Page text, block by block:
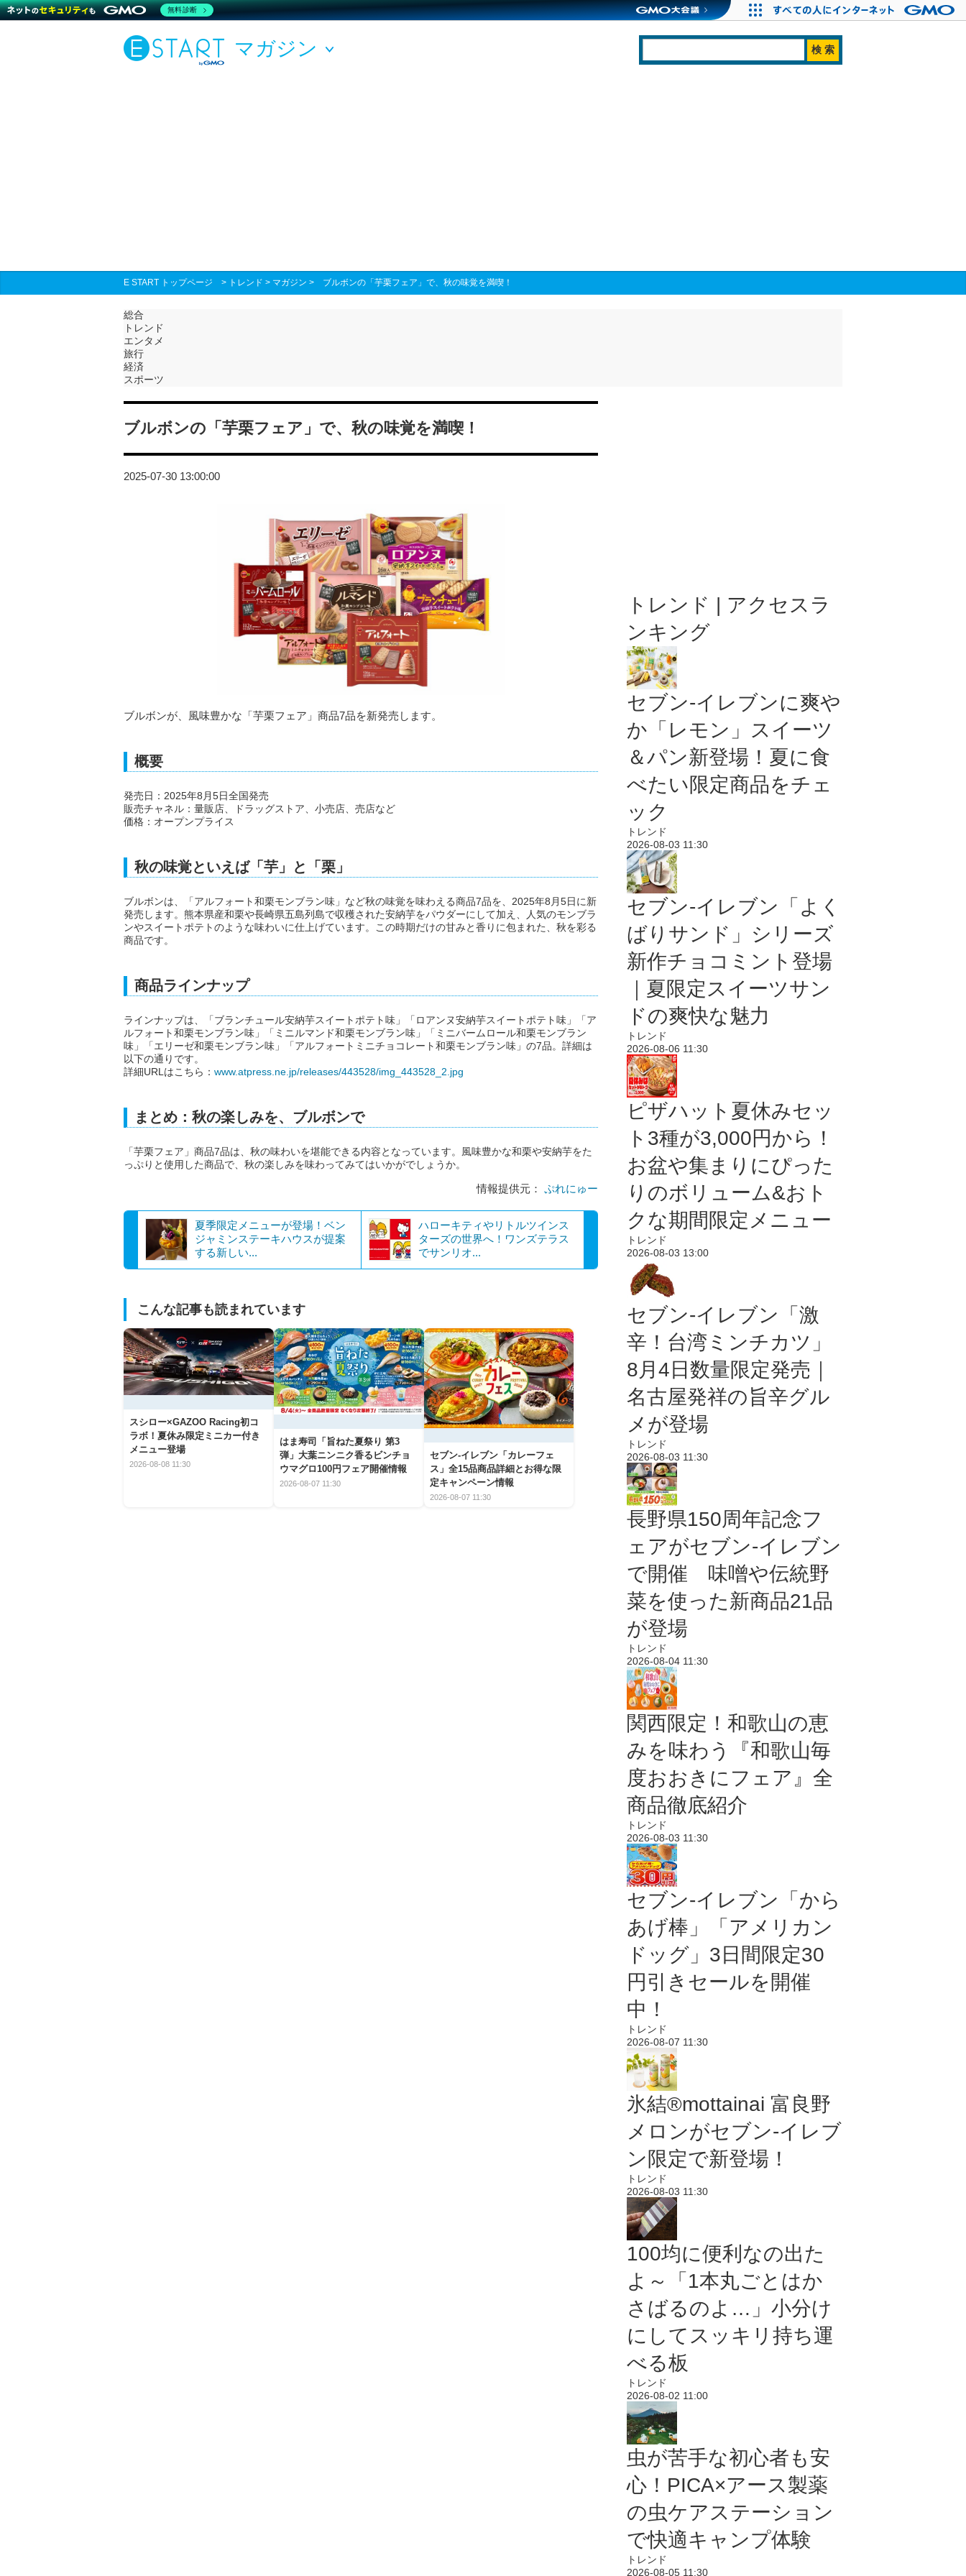
マガジン
E START トップページ > トレンド > マガジン > ブルボンの「芋栗フェア」で、秋の味覚を満喫！
総合
トレンド
エンタメ
旅行
経済
スポーツ
ブルボンの「芋栗フェア」で、秋の味覚を満喫！
2025-07-30 13:00:00
ブルボンが、風味豊かな「芋栗フェア」商品7品を新発売します。
概要
発売日：2025年8月5日全国発売
販売チャネル：量販店、ドラッグストア、小売店、売店など
価格：オープンプライス
秋の味覚といえば「芋」と「栗」
ブルボンは、「アルフォート和栗モンブラン味」など秋の味覚を味わえる商品7品を、2025年8月5日に新
発売します。熊本県産和栗や長崎県五島列島で収穫された安納芋をパウダーにして加え、人気のモンブラ
ンやスイートポテトのような味わいに仕上げています。この時期だけの甘みと香りに包まれた、秋を彩る
商品です。
商品ラインナップ
ラインナップは、「ブランチュール安納芋スイートポテト味」「ロアンヌ安納芋スイートポテト味」「ア
ルフォート和栗モンブラン味」「ミニルマンド和栗モンブラン味」「ミニバームロール和栗モンブラン
味」「エリーゼ和栗モンブラン味」「アルフォートミニチョコレート和栗モンブラン味」の7品。詳細は
以下の通りです。
詳細URLはこちら： www.atpress.ne.jp/releases/443528/img_443528_2.jpg
まとめ：秋の楽しみを、ブルボンで
「芋栗フェア」商品7品は、秋の味わいを堪能できる内容となっています。風味豊かな和栗や安納芋をた
っぷりと使用した商品で、秋の楽しみを味わってみてはいかがでしょうか。
情報提供元： ぷれにゅー
夏季限定メニューが登場！ベン
ジャミンステーキハウスが提案
する新しい...
ハローキティやリトルツインス
ターズの世界へ！ワンズテラス
でサンリオ...
こんな記事も読まれています
スシロー×GAZOO Racing初コ
ラボ！夏休み限定ミニカー付き
メニュー登場
2026-08-08 11:30
はま寿司「旨ねた夏祭り 第3
弾」大葉ニンニク香るビンチョ
ウマグロ100円フェア開催情報
2026-08-07 11:30
セブン‐イレブン「カレーフェ
ス」全15品商品詳細とお得な限
定キャンペーン情報
2026-08-07 11:30
トレンド | アクセスラ
ンキング
セブン‐イレブンに爽や
か「レモン」スイーツ
＆パン新登場！夏に食
べたい限定商品をチェ
ック
トレンド
2026-08-03 11:30
セブン‐イレブン「よく
ばりサンド」シリーズ
新作チョコミント登場
｜夏限定スイーツサン
ドの爽快な魅力
トレンド
2026-08-06 11:30
ピザハット夏休みセッ
ト3種が3,000円から！
お盆や集まりにぴった
りのボリューム&おト
クな期間限定メニュー
トレンド
2026-08-03 13:00
セブン-イレブン「激
辛！台湾ミンチカツ」
8月4日数量限定発売｜
名古屋発祥の旨辛グル
メが登場
トレンド
2026-08-03 11:30
長野県150周年記念フ
ェアがセブン-イレブン
で開催 味噌や伝統野
菜を使った新商品21品
が登場
トレンド
2026-08-04 11:30
関西限定！和歌山の恵
みを味わう『和歌山毎
度おおきにフェア』全
商品徹底紹介
トレンド
2026-08-03 11:30
セブン‐イレブン「から
あげ棒」「アメリカン
ドッグ」3日間限定30
円引きセールを開催
中！
トレンド
2026-08-07 11:30
氷結®mottainai 富良野
メロンがセブン‐イレブ
ン限定で新登場！
トレンド
2026-08-03 11:30
100均に便利なの出た
よ～「1本丸ごとはか
さばるのよ…」小分け
にしてスッキリ持ち運
べる板
トレンド
2026-08-02 11:00
虫が苦手な初心者も安
心！PICA×アース製薬
の虫ケアステーション
で快適キャンプ体験
トレンド
2026-08-05 11:30
無料診断